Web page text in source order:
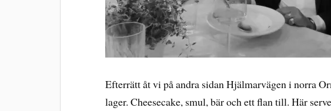
Efterrätt åt vi på andra sidan Hjälmarvägen i norra
lager. Cheesecake, smul, bär och ett flan till. Här